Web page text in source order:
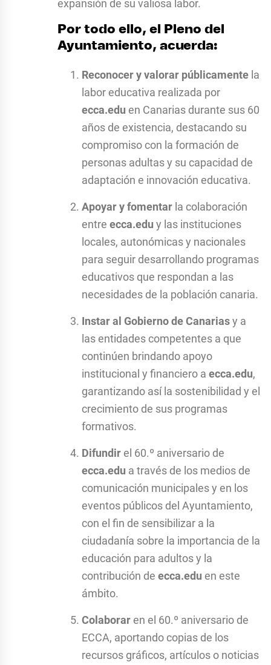
expansión de su valiosa labor.
Por todo ello, el Pleno del
Ayuntamiento, acuerda:
Reconocer y valorar públicamente la
labor educativa realizada por
ecca.edu en Canarias durante sus 60
años de existencia, destacando su
compromiso con la formación de
personas adultas y su capacidad de
adaptación e innovación educativa.
Apoyar y fomentar la colaboración
entre ecca.edu y las instituciones
locales, autonómicas y nacionales
para seguir desarrollando programas
educativos que respondan a las
necesidades de la población canaria.
Instar al Gobierno de Canariasy a
las entidades competentes a que
continúen brindando apoyo
institucional y financiero a ecca.edu,
garantizando así la sostenibilidad y el
crecimiento de sus programas
formativos.
Difundir el 60.º aniversario de
ecca.edu a través de los medios de
comunicación municipales y en los
eventos públicos del Ayuntamiento,
con el fin de sensibilizar a la
ciudadanía sobre la importancia de la
educación para adultos y la
contribución de ecca.edu en este
ámbito.
Colaborar en el 60.º aniversario de
ECCA, aportando copias de los
recursos gráficos, artículos o noticias